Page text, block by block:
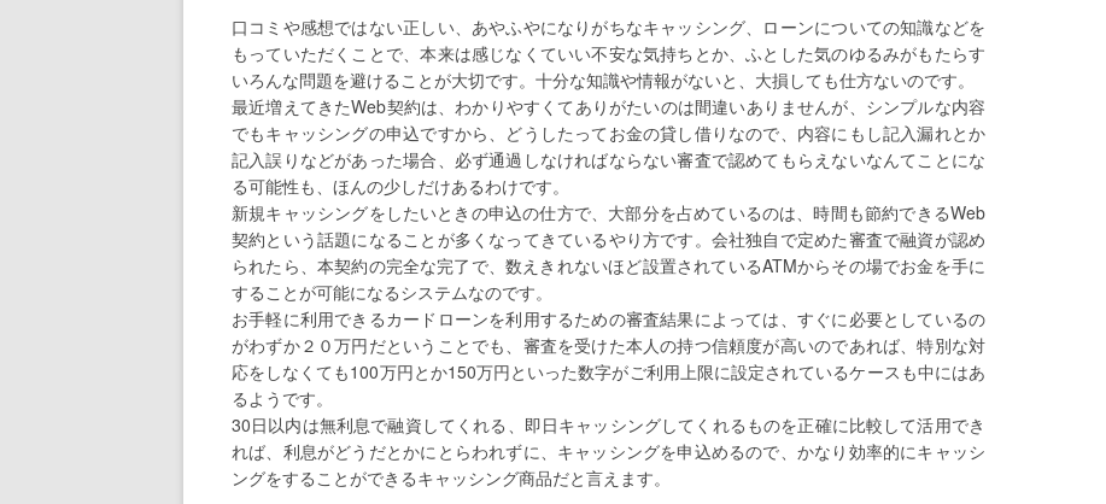
口コミや感想ではない正しい、あやふやになりがちなキャッシング、ローンについての知識などを
もっていただくことで、本来は感じなくていい不安な気持ちとか、ふとした気のゆるみがもたらす
いろんな問題を避けることが大切です。十分な知識や情報がないと、大損しても仕方ないのです。
最近増えてきたWeb契約は、わかりやすくてありがたいのは間違いありませんが、シンプルな内容
でもキャッシングの申込ですから、どうしたってお金の貸し借りなので、内容にもし記入漏れとか
記入誤りなどがあった場合、必ず通過しなければならない審査で認めてもらえないなんてことにな
る可能性も、ほんの少しだけあるわけです。
新規キャッシングをしたいときの申込の仕方で、大部分を占めているのは、時間も節約できるWeb
契約という話題になることが多くなってきているやり方です。会社独自で定めた審査で融資が認め
られたら、本契約の完全な完了で、数えきれないほど設置されているATMからその場でお金を手に
することが可能になるシステムなのです。
お手軽に利用できるカードローンを利用するための審査結果によっては、すぐに必要としているの
がわずか２０万円だということでも、審査を受けた本人の持つ信頼度が高いのであれば、特別な対
応をしなくても100万円とか150万円といった数字がご利用上限に設定されているケースも中にはあ
るようです。
30日以内は無利息で融資してくれる、即日キャッシングしてくれるものを正確に比較して活用でき
れば、利息がどうだとかにとらわれずに、キャッシングを申込めるので、かなり効率的にキャッシ
ングをすることができるキャッシング商品だと言えます。